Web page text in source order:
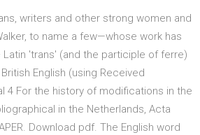
writers and other strong women and
to name a few—whose work has
'trans' (and the participle of ferre)
English (using Received
4 For the history of modifications in the
in the Netherlands, Acta
Download pdf. The English word